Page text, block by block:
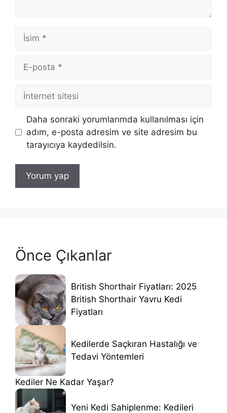
İsim
posta
İnternet
sitesi
Daha sonraki yorumlarımda kullanılması için
adım, e-posta adresim ve site adresim bu
tarayıcıya kaydedilsin.
Önce Çıkanlar
British Shorthair Fiyatları: 2025
British Shorthair Yavru Kedi
Fiyatları
Kedilerde Saçkıran Hastalığı ve
Tedavi Yöntemleri
Kediler Ne Kadar Yaşar?
Yeni Kedi Sahiplenme: Kedileri